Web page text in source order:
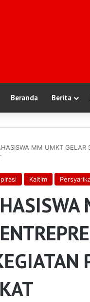
Beranda Berita
MM UMKT GELAR
Kaltim